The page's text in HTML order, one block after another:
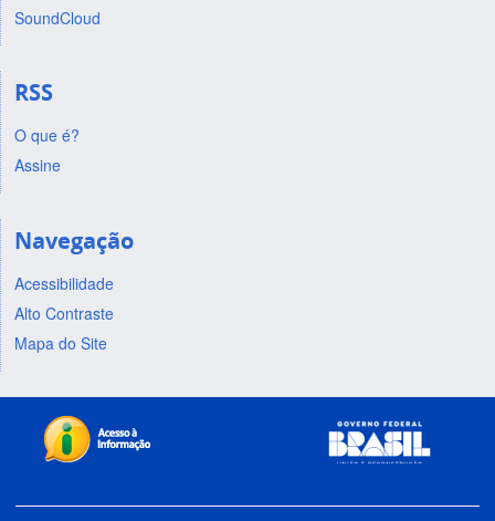
SoundCloud
RSS
O que é?
Assine
Navegação
Acessibilidade
Alto Contraste
Mapa do Site